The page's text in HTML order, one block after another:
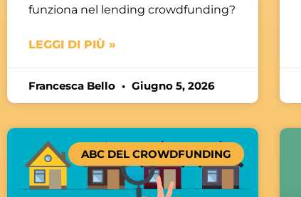
funziona nel lending crowdfunding?
LEGGI DI PIÙ »
Francesca Bello Giugno 5, 2026
ABC DEL CROWDFUNDING